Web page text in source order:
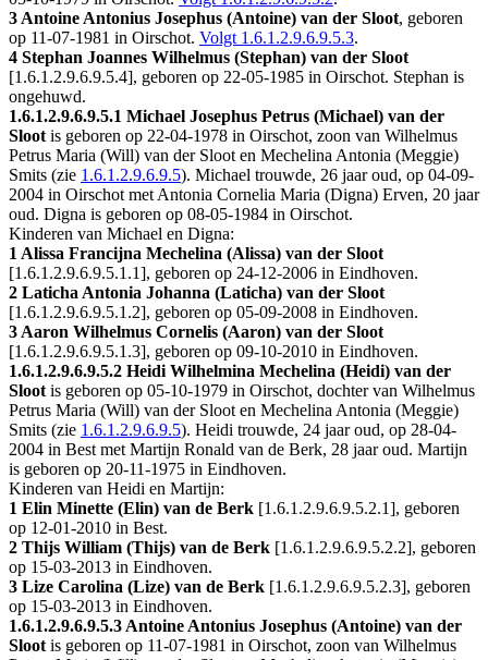
3 Antoine Antonius Josephus (Antoine) van der Sloot, geboren
op 11-07-1981 in Oirschot. Volgt 1.6.1.2.9.6.9.5.3.
4 Stephan Joannes Wilhelmus (Stephan) van der Sloot
[1.6.1.2.9.6.9.5.4], geboren op 22-05-1985 in Oirschot. Stephan is
ongehuwd.
1.6.1.2.9.6.9.5.1 Michael Josephus Petrus (Michael) van der
Sloot is geboren op 22-04-1978 in Oirschot, zoon van Wilhelmus
Petrus Maria (Will) van der Sloot en Mechelina Antonia (Meggie)
Smits (zie 1.6.1.2.9.6.9.5). Michael trouwde, 26 jaar oud, op 04-09-
2004 in Oirschot met Antonia Cornelia Maria (Digna) Erven, 20 jaar
oud. Digna is geboren op 08-05-1984 in Oirschot.
Kinderen van Michael en Digna:
1 Alissa Francijna Mechelina (Alissa) van der Sloot
[1.6.1.2.9.6.9.5.1.1], geboren op 24-12-2006 in Eindhoven.
2 Laticha Antonia Johanna (Laticha) van der Sloot
[1.6.1.2.9.6.9.5.1.2], geboren op 05-09-2008 in Eindhoven.
3 Aaron Wilhelmus Cornelis (Aaron) van der Sloot
[1.6.1.2.9.6.9.5.1.3], geboren op 09-10-2010 in Eindhoven.
1.6.1.2.9.6.9.5.2 Heidi Wilhelmina Mechelina (Heidi) van der
Sloot is geboren op 05-10-1979 in Oirschot, dochter van Wilhelmus
Petrus Maria (Will) van der Sloot en Mechelina Antonia (Meggie)
Smits (zie 1.6.1.2.9.6.9.5). Heidi trouwde, 24 jaar oud, op 28-04-
2004 in Best met Martijn Ronald van de Berk, 28 jaar oud. Martijn
is geboren op 20-11-1975 in Eindhoven.
Kinderen van Heidi en Martijn:
1 Elin Minette (Elin) van de Berk [1.6.1.2.9.6.9.5.2.1], geboren
op 12-01-2010 in Best.
2 Thijs William (Thijs) van de Berk [1.6.1.2.9.6.9.5.2.2], geboren
op 15-03-2013 in Eindhoven.
3 Lize Carolina (Lize) van de Berk [1.6.1.2.9.6.9.5.2.3], geboren
op 15-03-2013 in Eindhoven.
1.6.1.2.9.6.9.5.3 Antoine Antonius Josephus (Antoine) van der
Sloot is geboren op 11-07-1981 in Oirschot, zoon van Wilhelmus